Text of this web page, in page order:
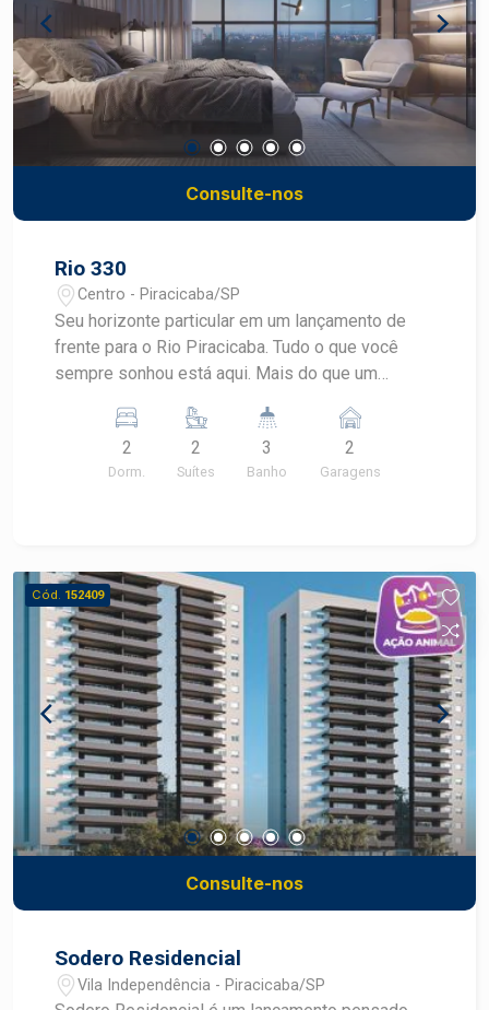
Consulte-nos
Rio 330
Centro - Piracicaba/SP
Seu horizonte particular em um lançamento de
frente para o Rio Piracicaba. Tudo o que você
sempre sonhou está aqui. Mais do que um
histórico em Piracicaba. Um momento
espetacular. Uma obra capaz de provocar
admiração e fascínio. O Rio 330 conta com 3
(1 suíte) e 2 vagas. Apartamento - Tipo 2
Apartamentos com 87m², 2 suítes e 2 vagas.
Apartamento - Tipo 3 Apartamentos com 103m²,
3 Dormitórios (1 suíte) e 2 vagas. Diversão
Garantida: O Rio 330 conta com espaços
externos, como se fossem a extensão do
apartamento, que proporcionam momentos de
satisfação e segurança para crianças, pets e a
família todo Cada detalhe deste projeto foi
pensado para quem valoriza a praticidade de
cotidiano, o charme da localização e a vista
2
Dorm.
2
Suítes
3
Banho
2
Garagens
Cód. 152409
Consulte-nos
Sodero Residencial
Vila Independência - Piracicaba/SP